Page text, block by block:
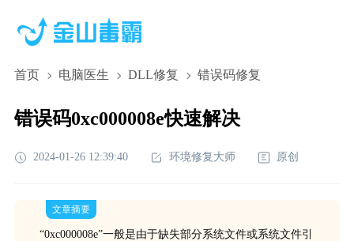
首页 电脑医生 DLL修复 错误码修复
错误码0xc000008e快速解决
2024-01-26 12:39:40 环境修复大师 原创
文章摘要
“0xc000008e”一般是由于缺失部分系统文件或系统文件引